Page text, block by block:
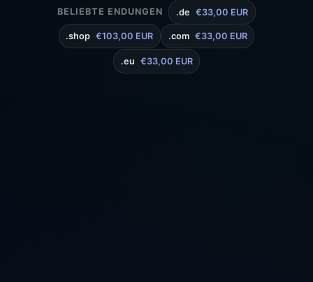
BELIEBTE ENDUNGEN .de €33,00 EUR
.shop €103,00 EUR .com €33,00 EUR
.eu €33,00 EUR